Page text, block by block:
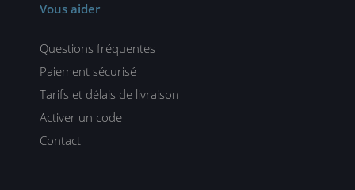
Vous aider
Questions fréquentes
Paiement sécurisé
Tarifs et délais de livraison
Activer un code
Contact